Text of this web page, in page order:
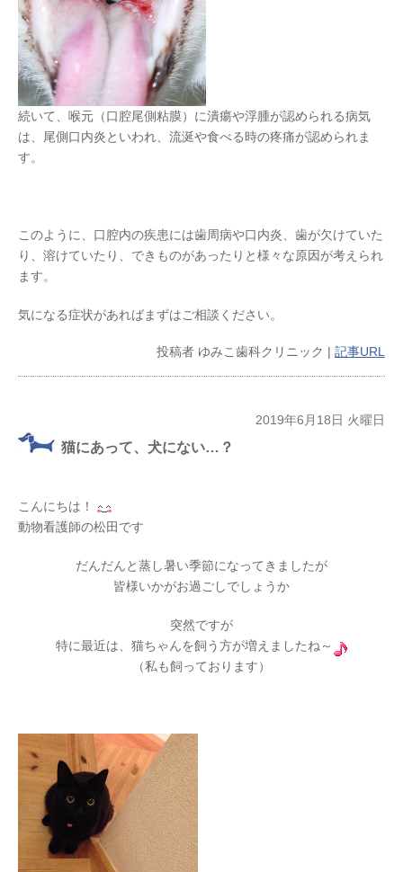
続いて、喉元（口腔尾側粘膜）に潰瘍や浮腫が認められる病気
は、尾側口内炎といわれ、流涎や食べる時の疼痛が認められま
す。
このように、口腔内の疾患には歯周病や口内炎、歯が欠けていた
り、溶けていたり、できものがあったりと様々な原因が考えられ
ます。
気になる症状があればまずはご相談ください。
投稿者 ゆみこ歯科クリニック | 記事URL
2019年6月18日 火曜日
猫にあって、犬にない…？
こんにちは！
動物看護師の松田です
だんだんと蒸し暑い季節になってきましたが
皆様いかがお過ごしでしょうか
突然ですが
特に最近は、猫ちゃんを飼う方が増えましたね～
（私も飼っております）